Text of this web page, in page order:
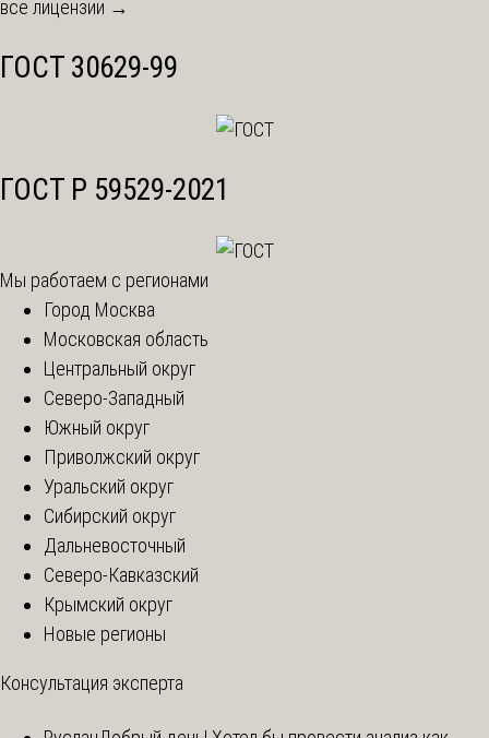
все лицензии →
ГОСТ 30629-99
ГОСТ Р 59529-2021
Мы работаем с регионами
Город Москва
Московская область
Центральный округ
Северо-Западный
Южный округ
Приволжский округ
Уральский округ
Сибирский округ
Дальневосточный
Северо-Кавказский
Крымский округ
Новые регионы
Консультация эксперта